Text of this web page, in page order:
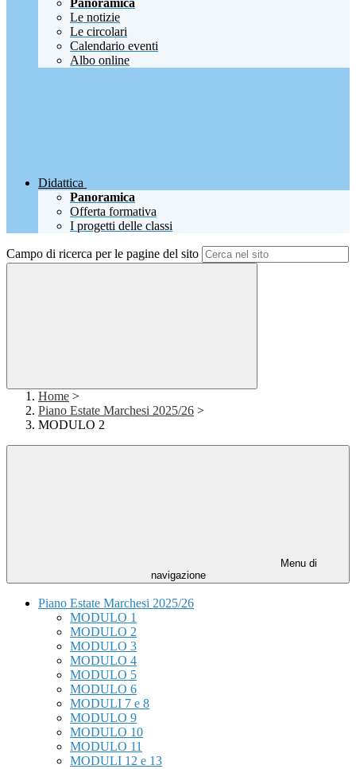
Panoramica
Le notizie
Le circolari
Calendario eventi
Albo online
Didattica
Panoramica
Offerta formativa
I progetti delle classi
Campo di ricerca per le pagine del sito
Home >
Piano Estate Marchesi 2025/26 >
MODULO 2
Menu di
navigazione
Piano Estate Marchesi 2025/26
MODULO 1
MODULO 2
MODULO 3
MODULO 4
MODULO 5
MODULO 6
MODULI 7 e 8
MODULO 9
MODULO 10
MODULO 11
MODULI 12 e 13